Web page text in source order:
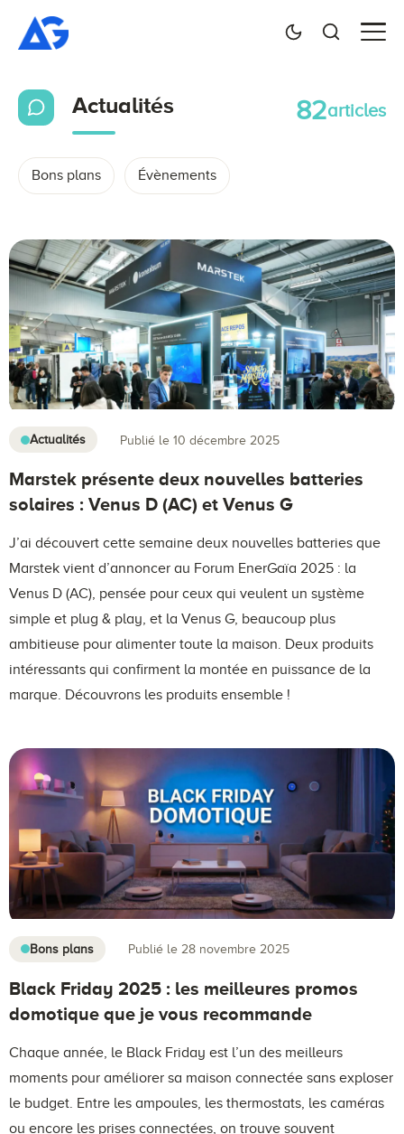
Actualités 82articles
Bons plans Évènements
Actualités Publié le 10 décembre 2025
Marstek présente deux nouvelles batteries
solaires : Venus D (AC) et Venus G
J’ai découvert cette semaine deux nouvelles batteries que
Marstek vient d’annoncer au Forum EnerGaïa 2025 : la
Venus D (AC), pensée pour ceux qui veulent un système
simple et plug & play, et la Venus G, beaucoup plus
ambitieuse pour alimenter toute la maison. Deux produits
intéressants qui confirment la montée en puissance de la
marque. Découvrons les produits ensemble !
Bons plans Publié le 28 novembre 2025
Black Friday 2025 : les meilleures promos
domotique que je vous recommande
Chaque année, le Black Friday est l’un des meilleurs
moments pour améliorer sa maison connectée sans exploser
le budget. Entre les ampoules, les thermostats, les caméras
ou encore les prises connectées, on trouve souvent